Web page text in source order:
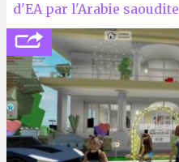
d'EA par l'Arabie saoudite
société privée, l'éditeur
l'obligation de publier
victoire pour la